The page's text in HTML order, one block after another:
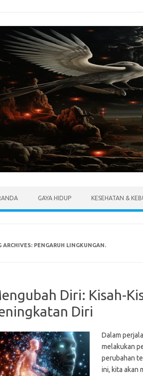
GAYA HIDUP KESEHATAN &
ARCHIVES: PENGARUH LINGKUNGAN.
Diri: Kisah-
Diri
Dalam
melakukan
perubahan
ini, kita akan